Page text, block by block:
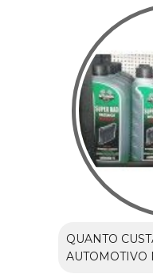
QUANTO
AUTOMOTIVO